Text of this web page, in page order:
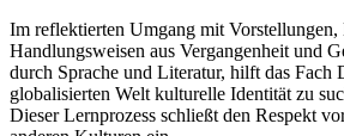
Im reflektierten Umgang mit Vorstellungen,
Handlungsweisen aus Vergangenheit und
durch Sprache und Literatur, hilft das Fach
globalisierten Welt kulturelle Identität zu
Dieser Lernprozess schließt den Respekt